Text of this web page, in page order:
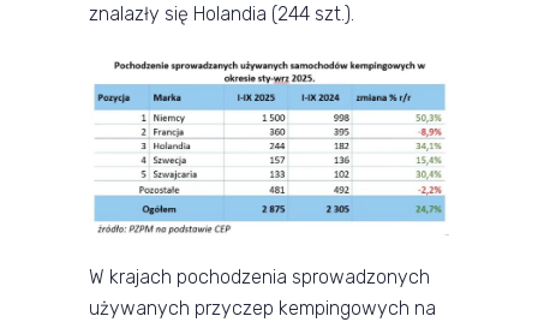
znalazły się Holandia (244 szt.).
W krajach pochodzenia sprowadzonych
używanych przyczep kempingowych na